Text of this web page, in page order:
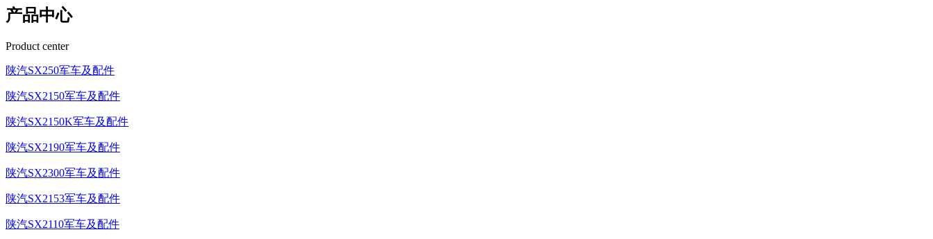
产品中心
Product center
陕汽SX250军车及配件
陕汽SX2150军车及配件
陕汽SX2150K军车及配件
陕汽SX2190军车及配件
陕汽SX2300军车及配件
陕汽SX2153军车及配件
陕汽SX2110军车及配件